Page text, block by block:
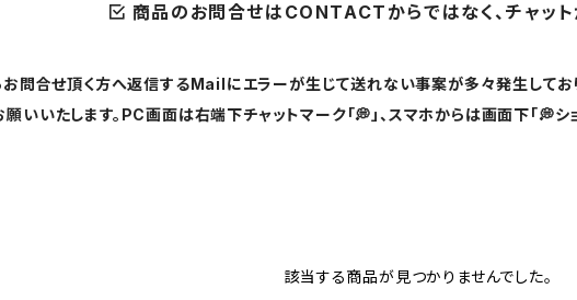
商品のお問合せはCONTACTからではなく、チャット
合せ頂く方へ返信するMailにエラーが生じて送れない事案が多々発生しており
いいたします。PC画面は右端下チャットマーク「💭」、スマホからは画面下「💭シ
該当する商品が見つかりませんでした。